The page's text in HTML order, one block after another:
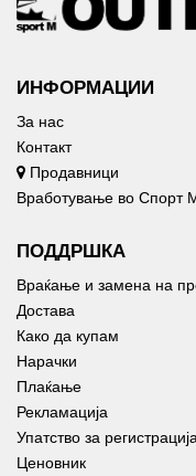
ИНФОРМАЦИИ
За нас
Контакт
Продавници
Вработување во Спорт
ПОДДРШКА
Враќање и замена на
Достава
Како да купам
Нарачки
Плаќање
Рекламација
Упатство за
Ценовник